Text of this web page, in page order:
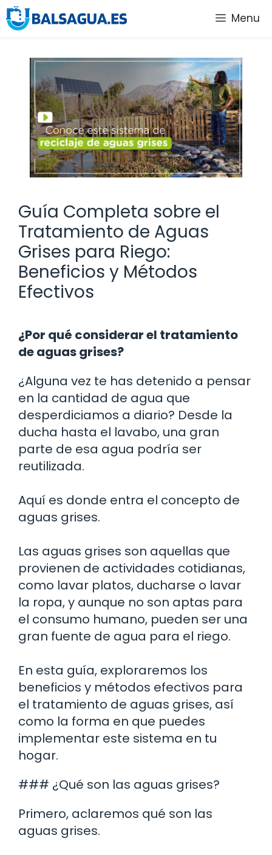
Saltar
al
Menu
Guía Completa sobre el
Tratamiento de Aguas
Grises para Riego:
Beneficios y Métodos
Efectivos
¿Por qué considerar el tratamiento
de aguas grises?
¿Alguna vez te has detenido a pensar
en la cantidad de agua que
desperdiciamos a diario? Desde la
ducha hasta el lavabo, una gran
parte de esa agua podría ser
reutilizada.
Aquí es donde entra el concepto de
aguas grises.
Las aguas grises son aquellas que
provienen de actividades cotidianas,
como lavar platos, ducharse o lavar
la ropa, y aunque no son aptas para
el consumo humano, pueden ser una
gran fuente de agua para el riego.
En esta guía, exploraremos los
beneficios y métodos efectivos para
el tratamiento de aguas grises, así
como la forma en que puedes
implementar este sistema en tu
hogar.
### ¿Qué son las aguas grises?
Primero, aclaremos qué son las
aguas grises.